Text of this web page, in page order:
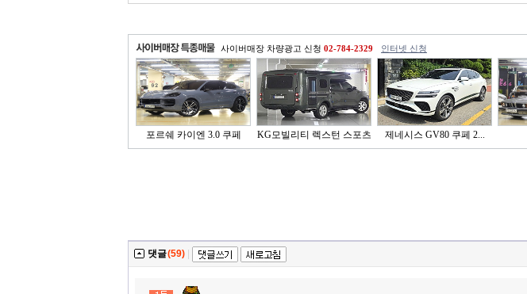
사이버매장 차량광고 신청 02-784-2329 인터넷 신청
포르쉐 카이엔 3.0 쿠페
KG모빌리티 렉스턴 스포츠
제네시스 GV80 쿠페 2...
댓글(59)